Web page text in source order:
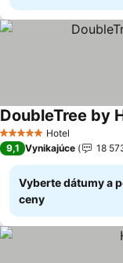
5 Počet hviezdičiek
Hotel
DoubleTree by
9,1 Vynikajúce 18
Vyberte dátumy a
ceny